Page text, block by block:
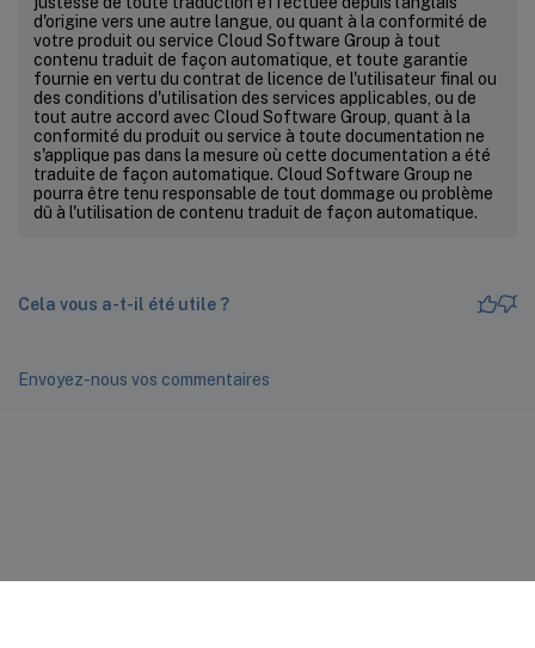
d'origine vers une autre langue, ou quant à la conformité de
votre produit ou service Cloud Software Group à tout
contenu traduit de façon automatique, et toute garantie
fournie en vertu du contrat de licence de l'utilisateur final ou
des conditions d'utilisation des services applicables, ou de
tout autre accord avec Cloud Software Group, quant à la
conformité du produit ou service à toute documentation ne
s'applique pas dans la mesure où cette documentation a été
traduite de façon automatique. Cloud Software Group ne
pourra être tenu responsable de tout dommage ou problème
dû à l'utilisation de contenu traduit de façon automatique.
Cela vous a-t-il été utile ?
Envoyez-nous vos commentaires